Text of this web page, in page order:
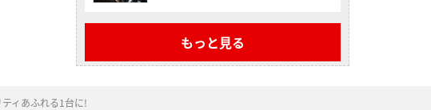
もっと見る
ィあふれる1台に!